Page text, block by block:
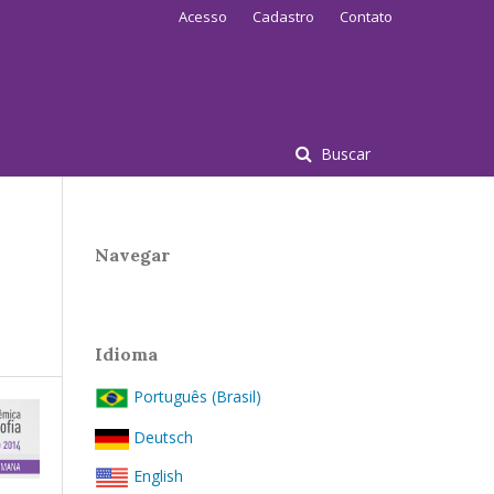
Buscar
Acesso Cadastro Contato
Navegar
Idioma
Português (Brasil)
Deutsch
English